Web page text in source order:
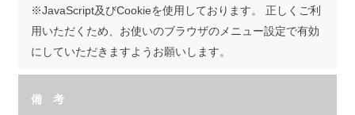
※JavaScript及びCookieを使用しております。 正しくご利
用いただくため、お使いのブラウザのメニュー設定で有効
にしていただきますようお願いします。
備 考